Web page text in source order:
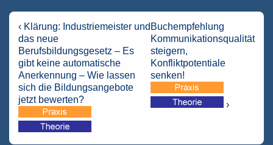
Beitragsnavigation
Vorheriger
Beitrag
ist
‹ Klärung: Industriemeister und
das neue
Berufsbildungsgesetz – Es
gibt keine automatische
Anerkennung – Wie lassen
sich die Bildungsangebote
jetzt bewerten?
Nächster
Beitrag
ist
Buchempfehlung
Kommunikationsqualität
steigern,
Konfliktpotentiale
senken!
›